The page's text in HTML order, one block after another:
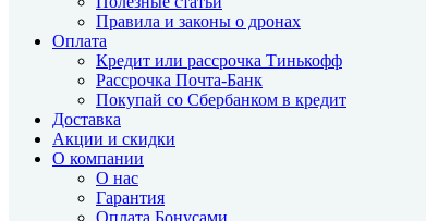
Правила и законы о дронах
Оплата
Кредит или рассрочка Тинькофф
Рассрочка Почта-Банк
Покупай со Сбербанком в кредит
Доставка
Акции и скидки
О компании
О нас
Гарантия
Оплата Бонусами